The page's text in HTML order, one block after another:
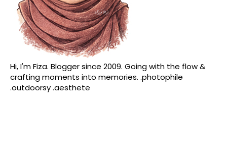
Hi, I'm Fiza. Blogger since 2009. Going with the flow &
crafting moments into memories. .photophile
.outdoorsy .aesthete